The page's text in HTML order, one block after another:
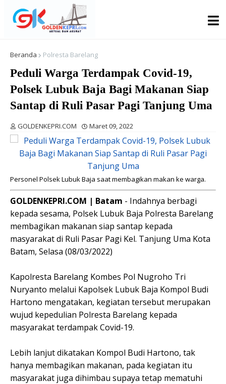
Beranda Polresta Barelang
Peduli Warga Terdampak Covid-19,
Polsek Lubuk Baja Bagi Makanan Siap
Santap di Ruli Pasar Pagi Tanjung Uma
GOLDENKEPRI.COM Maret 09, 2022
Personel Polsek Lubuk Baja saat membagikan makan ke warga.
GOLDENKEPRI.COM | Batam - Indahnya berbagi
kepada sesama, Polsek Lubuk Baja Polresta Barelang
membagikan makanan siap santap kepada
masyarakat di Ruli Pasar Pagi Kel. Tanjung Uma Kota
Batam, Selasa (08/03/2022)
Kapolresta Barelang Kombes Pol Nugroho Tri
Nuryanto melalui Kapolsek Lubuk Baja Kompol Budi
Hartono mengatakan, kegiatan tersebut merupakan
wujud kepedulian Polresta Barelang kepada
masyarakat terdampak Covid-19.
Lebih lanjut dikatakan Kompol Budi Hartono, tak
hanya membagikan makanan, pada kegiatan itu
masyarakat juga dihimbau supaya tetap mematuhi